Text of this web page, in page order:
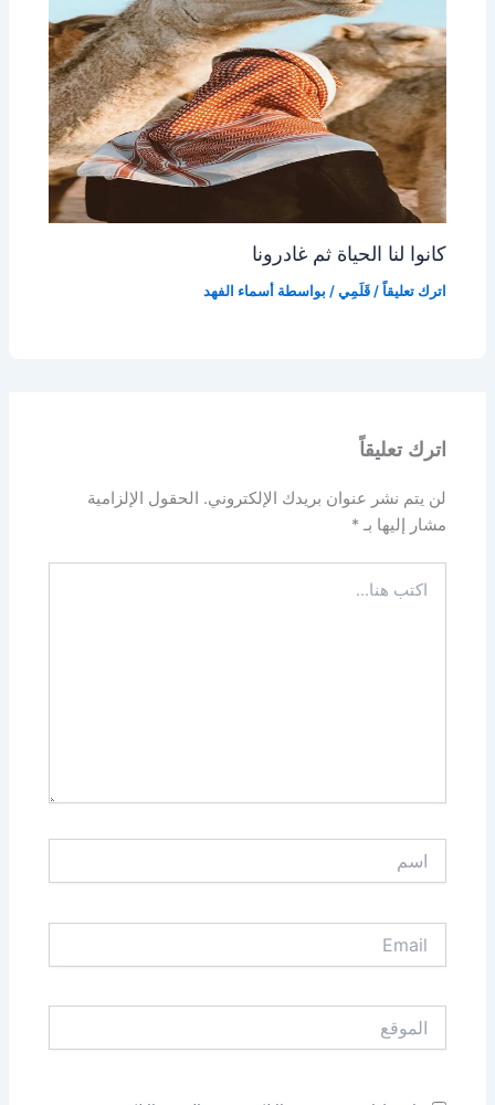
كانوا لنا الحياة ثم غادرونا
اترك تعليقاً /قَلَمِي / بواسطة أسماء الفهد
اترك تعليقاً
لن يتم نشر عنوان بريدك الإلكتروني. الحقول الإلزامية
مشار إليها بـ*
هنا...